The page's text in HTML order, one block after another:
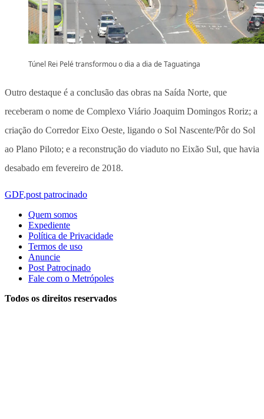
Túnel Rei Pelé transformou o dia a dia de Taguatinga
Outro destaque é a conclusão das obras na Saída Norte, que
receberam o nome de Complexo Viário Joaquim Domingos Roriz; a
criação do Corredor Eixo Oeste, ligando o Sol Nascente/Pôr do Sol
ao Plano Piloto; e a reconstrução do viaduto no Eixão Sul, que havia
desabado em fevereiro de 2018.
GDF,post patrocinado
Quem somos
Expediente
Política de Privacidade
Termos de uso
Anuncie
Post Patrocinado
Fale com o Metrópoles
Todos os direitos reservados